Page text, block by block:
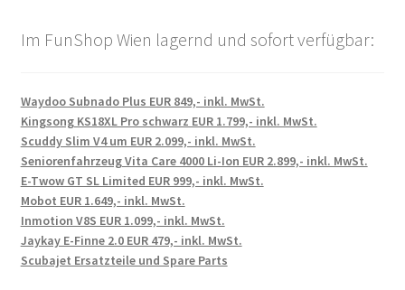
Im FunShop Wien lagernd und sofort verfügbar:
Waydoo Subnado Plus EUR 849,- inkl. MwSt.
Kingsong KS18XL Pro schwarz EUR 1.799,- inkl. MwSt.
Scuddy Slim V4 um EUR 2.099,- inkl. MwSt.
Seniorenfahrzeug Vita Care 4000 Li-Ion EUR 2.899,- inkl. MwSt.
E-Twow GT SL Limited EUR 999,- inkl. MwSt.
Mobot EUR 1.649,- inkl. MwSt.
Inmotion V8S EUR 1.099,- inkl. MwSt.
Jaykay E-Finne 2.0 EUR 479,- inkl. MwSt.
Scubajet Ersatzteile und Spare Parts